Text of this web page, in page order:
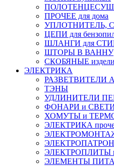
ПРОЧЕЕ для дома
УПЛОТНИТЕЛЬ,
ЦЕПИ для
ШЛАНГИ для
ШТОРЫ В ВАННУ
СКОБЯНЫЕ
ЭЛЕКТРИКА
РАЗВЕТВИТЕЛИ
ТЭНЫ
УДЛИНИТЕЛИ
ФОНАРИ и
ХОМУТЫ и
ЭЛЕКТРИКА
ЭЛЕКТРОПЛИТЫ и
ЭЛЕМЕНТЫ